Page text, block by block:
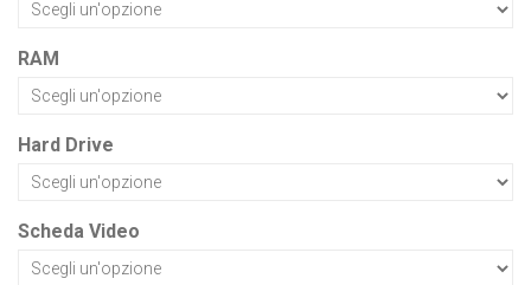
RAM
Hard Drive
Scheda Video